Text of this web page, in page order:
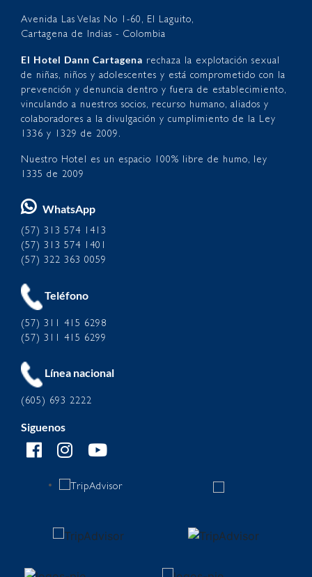
Avenida Las Velas No 1-60, El Laguito,
Cartagena de Indias - Colombia
El Hotel Dann Cartagena rechaza la explotación sexual
de niñas, niños y adolescentes y está comprometido con la
prevención y denuncia dentro y fuera de establecimiento,
vinculando a nuestros socios, recurso humano, aliados y
colaboradores a la divulgación y cumplimiento de la Ley
1336 y 1329 de 2009.
Nuestro Hotel es un espacio 100% libre de humo, ley
1335 de 2009
WhatsApp
(57) 313 574 1413
(57) 313 574 1401
(57) 322 363 0059
Teléfono
(57) 311 415 6298
(57) 311 415 6299
Línea nacional
(605) 693 2222
Siguenos